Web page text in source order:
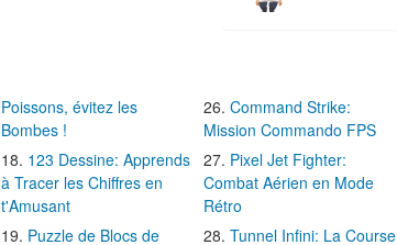
Poissons, évitez les
Bombes !
123 Dessine: Apprends
à Tracer les Chiffres en
t'Amusant
Puzzle de Blocs de
Command Strike:
Mission Commando FPS
Pixel Jet Fighter:
Combat Aérien en Mode
Rétro
Tunnel Infini: La Course